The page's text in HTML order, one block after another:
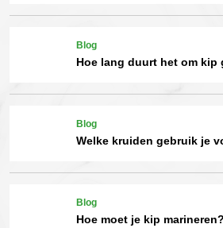
Blog
Hoe lang duurt het om kip
Blog
Welke kruiden gebruik je
Blog
Hoe moet je kip marineren?